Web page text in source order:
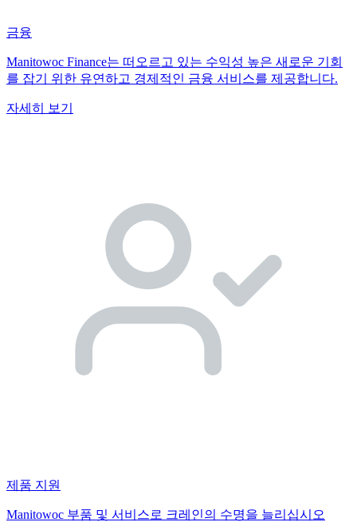
금융
Manitowoc Finance는 떠오르고 있는 수익성 높은 새로운 기회
를 잡기 위한 유연하고 경제적인 금융 서비스를 제공합니다.
자세히 보기
제품 지원
Manitowoc 부품 및 서비스로 크레인의 수명을 늘리십시오